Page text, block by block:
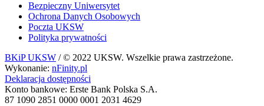
Bezpieczny Uniwersytet
Ochrona Danych Osobowych
Poczta UKSW
Polityka prywatności
BKiP UKSW / © 2022 UKSW. Wszelkie prawa zastrzeżone.
Wykonanie: nFinity.pl
Deklaracja dostępności
Konto bankowe: Erste Bank Polska S.A.
87 1090 2851 0000 0001 2031 4629